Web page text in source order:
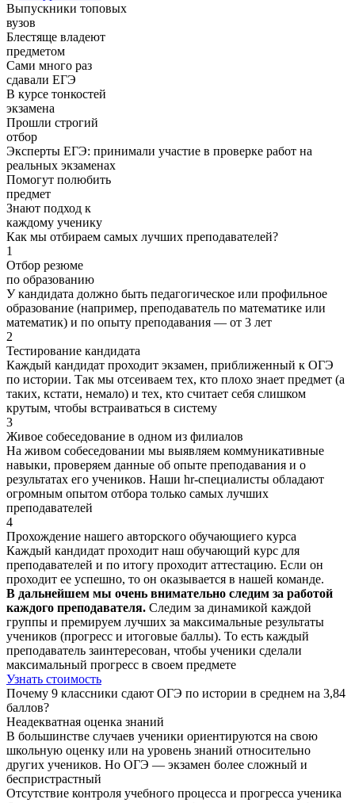
Выпускники топовых
вузов
Блестяще владеют
предметом
Сами много раз
сдавали ЕГЭ
В курсе тонкостей
экзамена
Прошли строгий
отбор
Эксперты ЕГЭ: принимали участие в проверке работ на
реальных экзаменах
Помогут полюбить
предмет
Знают подход к
каждому ученику
Как мы отбираем самых лучших преподавателей?
1
Отбор резюме
по образованию
У кандидата должно быть педагогическое или профильное
образование (например, преподаватель по математике или
математик) и по опыту преподавания — от 3 лет
2
Тестирование кандидата
Каждый кандидат проходит экзамен, приближенный к ОГЭ
по истории. Так мы отсеиваем тех, кто плохо знает предмет (а
таких, кстати, немало) и тех, кто считает себя слишком
крутым, чтобы встраиваться в систему
3
Живое собеседование в одном из филиалов
На живом собеседовании мы выявляем коммуникативные
навыки, проверяем данные об опыте преподавания и о
результатах его учеников. Наши hr-специалисты обладают
огромным опытом отбора только самых лучших
преподавателей
4
Прохождение нашего авторского обучающиего курса
Каждый кандидат проходит наш обучающий курс для
преподавателей и по итогу проходит аттестацию. Если он
проходит ее успешно, то он оказывается в нашей команде.
В дальнейшем мы очень внимательно следим за работой
каждого преподавателя. Следим за динамикой каждой
группы и премируем лучших за максимальные результаты
учеников (прогресс и итоговые баллы). То есть каждый
преподаватель заинтересован, чтобы ученики сделали
максимальный прогресс в своем предмете
Узнать стоимость
Почему 9 классники сдают ОГЭ по истории в среднем на 3,84
баллов?
Неадекватная оценка знаний
В большинстве случаев ученики ориентируются на свою
школьную оценку или на уровень знаний относительно
других учеников. Но ОГЭ — экзамен более сложный и
беспристрастный
Отсутствие контроля учебного процесса и прогресса ученика